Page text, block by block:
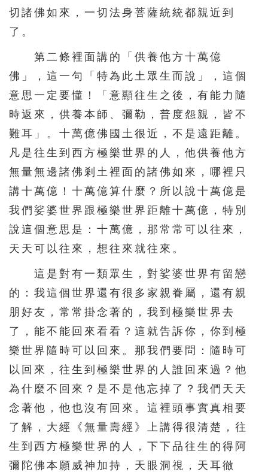
切諸佛如來，一切法身菩薩統統都親近到
了。
第二條裡面講的「供養他方十萬億
佛」，這一句「特為此土眾生而說」，這個
意思一定要懂！「意顯往生之後，有能力隨
時返來，供養本師、彌勒，普度怨親，皆不
難耳」。十萬億佛國土很近，不是遠距離。
凡是往生到西方極樂世界的人，他供養他方
無量無邊諸佛剎土裡面的諸佛如來，哪裡只
講十萬億！十萬億算什麼？所以說十萬億是
我們娑婆世界跟極樂世界距離十萬億，特別
說這個意思是：十萬億，那常常可以往來，
天天可以往來，想往來就往來。
這是對有一類眾生，對娑婆世界有留戀
的：我這個世界還有很多家親眷屬，還有親
朋好友，常常掛念著的，我到極樂世界去
了，能不能回來看看？這就告訴你，你到極
樂世界隨時可以回來。那我們要問：隨時可
以回來，往生到極樂世界的人誰回來過？他
為什麼不回來？是不是他忘掉了？我們天天
念著他，他也沒有回來。這裡頭事實真相要
了解，大經《無量壽經》上講得很清楚，往
生到西方極樂世界的人，下下品往生的得阿
彌陀佛本願威神加持，天眼洞視，天耳徹